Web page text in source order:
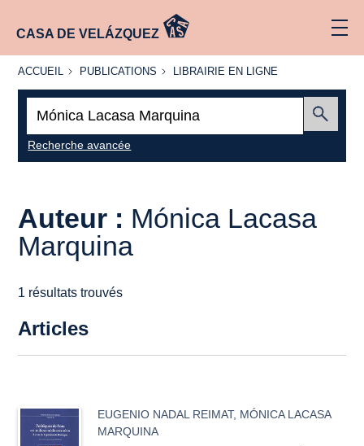
CASA DE VELÁZQUEZ
ACCUEIL
ACCUEIL PUBLICATIONS
PUBLICATIONS
LIBRAIRIE
LIBRAIRIE EN LIGNE
Recherche avancée
Auteur : Mónica Lacasa
Marquina
1 résultats trouvés
Articles
EUGENIO NADAL REIMAT, MÓNICA LACASA
MARQUINA